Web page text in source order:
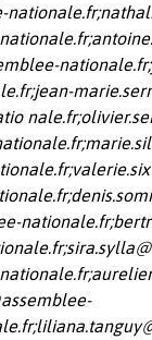
nationale.fr;
;
nationale.fr;
;jean-
nale.fr;
;
;
;
nationale.fr;
;
;
;